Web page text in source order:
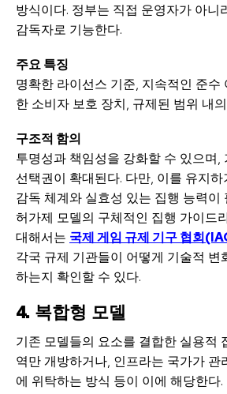
방식이다. 정부는 직접 운영자가 아니
감독자로 기능한다.
주요 특징
명확한 라이선스 기준, 지속적인 준수
한 소비자 보호 장치, 규제된 범위 내
구조적 함의
투명성과 책임성을 강화할 수 있으며,
선택권이 확대된다. 다만, 이를 유지
감독 체계와 실효성 있는 집행 능력이
허가제 모델의 구체적인 집행 가이드
대해서는 국제 게임 규제 기구 협회
각국 규제 기관들이 어떻게 기술적 변
하는지 확인할 수 있다.
4. 복합형 모델
기존 모델들의 요소를 결합한 실용적
역만 개방하거나, 인프라는 국가가 관
에 위탁하는 방식 등이 이에 해당한다.